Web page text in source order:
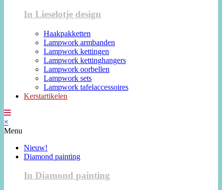
In Lieselotje design
Haakpakketten
Lampwork armbanden
Lampwork kettingen
Lampwork kettinghangers
Lampwork oorbellen
Lampwork sets
Lampwork tafelaccessoires
Kerstartikelen
×
Menu
Nieuw!
Diamond painting
In Diamond painting